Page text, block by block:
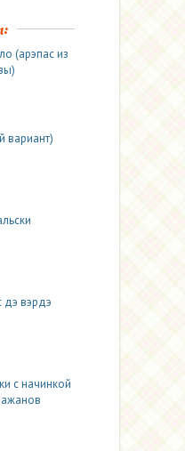
(арэпас из
вариант)
дэ вэрдэ
с начинкой